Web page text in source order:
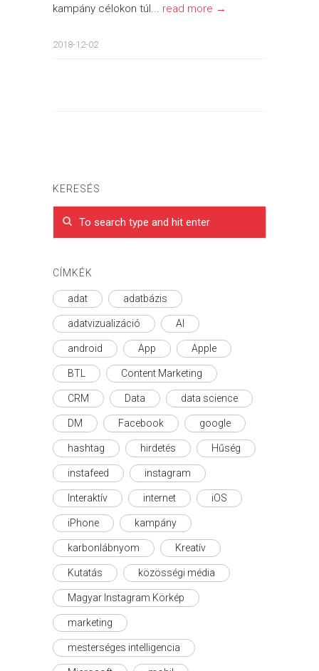
kampány célokon túl... read more →
2018-12-02
KERESÉS
CÍMKÉK
adat adatbázis
adatvizualizáció AI
android App Apple
BTL Content Marketing
CRM Data data science
DM Facebook google
hashtag hirdetés Hűség
instafeed instagram
Interaktív internet iOS
iPhone kampány
karbonlábnyom Kreatív
Kutatás közösségi média
Magyar Instagram Körkép
marketing
mesterséges intelligencia